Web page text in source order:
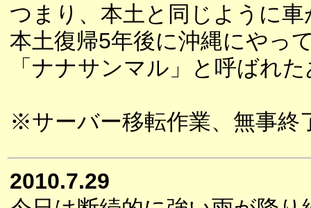
つまり、本土と同じように
本土復帰5年後に沖縄にやっ
「ナナサンマル」と呼ばれ
※サーバー移転作業、無事終
2010.7.29